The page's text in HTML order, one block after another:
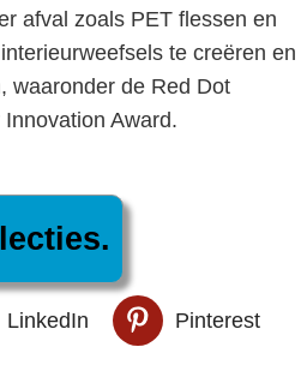
afval zoals PET flessen en
te creëren en
waaronder de Red Dot
Award.
LinkedIn Pinterest